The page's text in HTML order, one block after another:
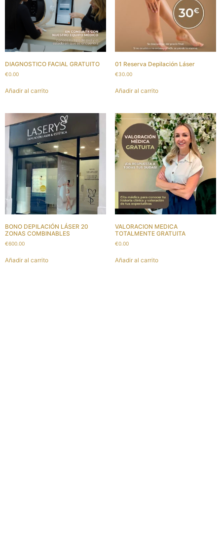
DIAGNOSTICO FACIAL GRATUITO
€0.00
Añadir al carrito
01 Reserva Depilación Láser
€30.00
Añadir al carrito
BONO DEPILACIÓN LÁSER 20
ZONAS COMBINABLES
€600.00
Añadir al carrito
VALORACION MEDICA
TOTALMENTE GRATUITA
€0.00
Añadir al carrito